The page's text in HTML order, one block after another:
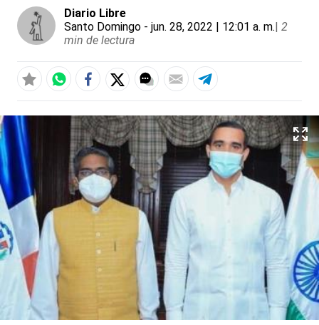
Diario Libre
Santo Domingo - jun. 28, 2022 | 12:01 a. m.| 2
min de lectura